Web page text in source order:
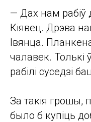
— Дах нам рабіў
Кіявец. Дрэва
Івянца.
чалавек.
рабілі суседзі
За такія грошы,
было б купіць